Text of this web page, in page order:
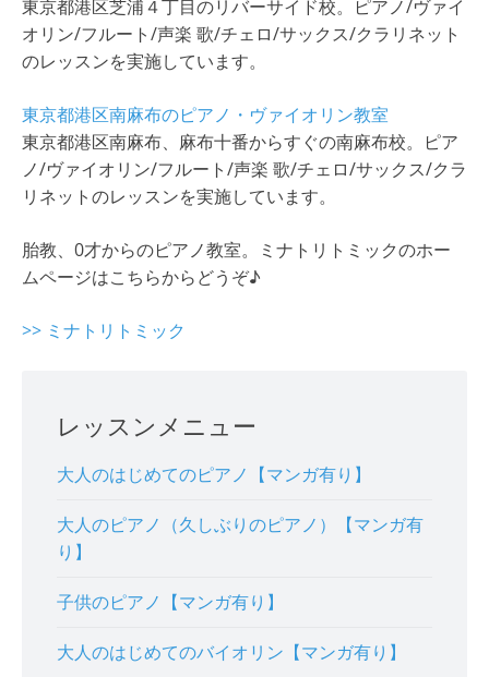
東京都港区芝浦４丁目のリバーサイド校。ピアノ/ヴァイ
オリン/フルート/声楽 歌/チェロ/サックス/クラリネット
のレッスンを実施しています。
東京都港区南麻布のピアノ・ヴァイオリン教室
東京都港区南麻布、麻布十番からすぐの南麻布校。ピア
ノ/ヴァイオリン/フルート/声楽 歌/チェロ/サックス/クラ
リネットのレッスンを実施しています。
胎教、0才からのピアノ教室。ミナトリトミックのホー
ムページはこちらからどうぞ♪
>> ミナトリトミック
レッスンメニュー
大人のはじめてのピアノ【マンガ有り】
大人のピアノ（久しぶりのピアノ）【マンガ有
り】
子供のピアノ【マンガ有り】
大人のはじめてのバイオリン【マンガ有り】